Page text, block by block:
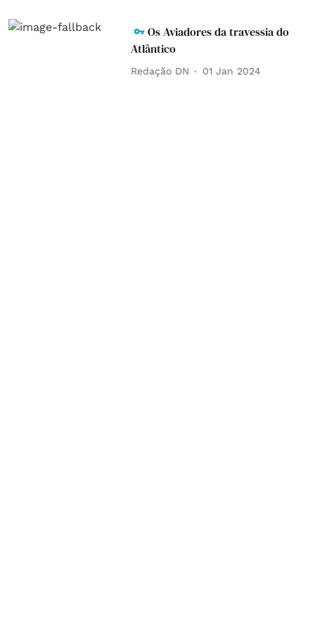
Os Aviadores da travessia do
Atlântico
Redação DN 01 Jan 2024